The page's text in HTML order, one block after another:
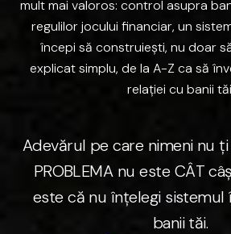
multmai valoros: control asupra
regulilorjocului financiar, un
începi să construiești, nu doar
explicatsimplu, de la A-Z ca să
relației cu banii
Adevărul pe care nimeni nu ți
PROBLEMA nu este CÂT câș
este că nu înțelegi sistemul
banii tăi.